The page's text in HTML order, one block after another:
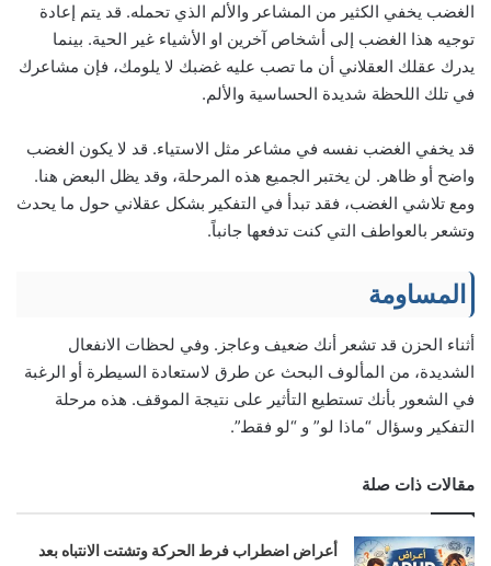
الغضب يخفي الكثير من المشاعر والألم الذي تحمله. قد يتم إعادة
توجيه هذا الغضب إلى أشخاص آخرين او الأشياء غير الحية. بينما
يدرك عقلك العقلاني أن ما تصب عليه غضبك لا يلومك، فإن مشاعرك
في تلك اللحظة شديدة الحساسية والألم.
قد يخفي الغضب نفسه في مشاعر مثل الاستياء. قد لا يكون الغضب
واضح أو ظاهر. لن يختبر الجميع هذه المرحلة، وقد يظل البعض هنا.
ومع تلاشي الغضب، فقد تبدأ في التفكير بشكل عقلاني حول ما يحدث
وتشعر بالعواطف التي كنت تدفعها جانباً.
المساومة
أثناء الحزن قد تشعر أنك ضعيف وعاجز. وفي لحظات الانفعال
الشديدة، من المألوف البحث عن طرق لاستعادة السيطرة أو الرغبة
في الشعور بأنك تستطيع التأثير على نتيجة الموقف. هذه مرحلة
التفكير وسؤال “ماذا لو” و “لو فقط”.
مقالات ذات صلة
أعراض اضطراب فرط الحركة وتشتت الانتباه بعد